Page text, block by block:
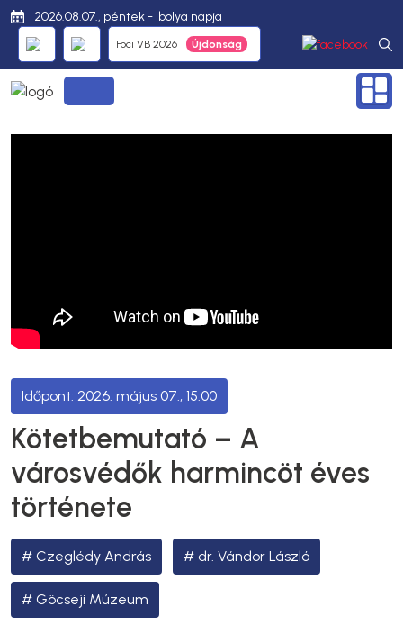
2026.08.07., péntek - Ibolya napja
Foci VB 2026
2026. május 07., 15:00
Kötetbemutató – A
városvédők harmincöt éves
története
Czeglédy András dr. Vándor László
Göcseji Múzeum